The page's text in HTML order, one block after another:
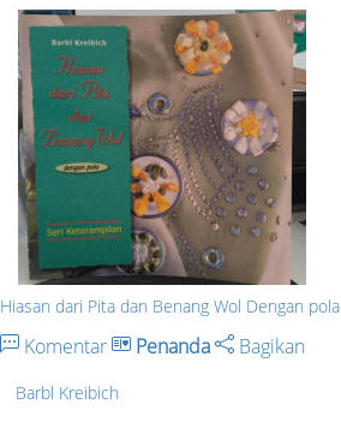
Hiasan dari Pita dan Benang Wol Dengan pola
Komentar Penanda Bagikan
Barbl Kreibich